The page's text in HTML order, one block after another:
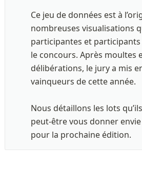
Ce jeu de données est à
nombreuses visualisations
participantes et
le concours. Après moultes
délibérations, le jury a mis
vainqueurs de cette année.
Nous détaillons les lots
peut-être vous donner
pour la prochaine édition.